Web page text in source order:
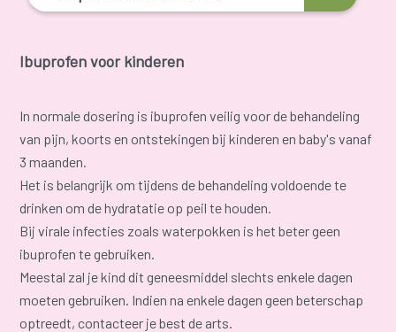
Ibuprofen voor kinderen
In normale dosering is ibuprofen veilig voor de behandeling
van pijn, koorts en ontstekingen bij kinderen en baby's vanaf
3 maanden.
Het is belangrijk om tijdens de behandeling voldoende te
drinken om de hydratatie op peil te houden.
Bij virale infecties zoals waterpokken is het beter geen
ibuprofen te gebruiken.
Meestal zal je kind dit geneesmiddel slechts enkele dagen
moeten gebruiken. Indien na enkele dagen geen beterschap
optreedt, contacteer je best de arts.